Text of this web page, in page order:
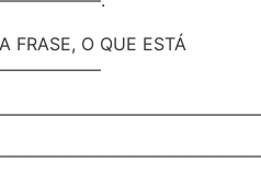
FRASE, O QUE ESTÁ